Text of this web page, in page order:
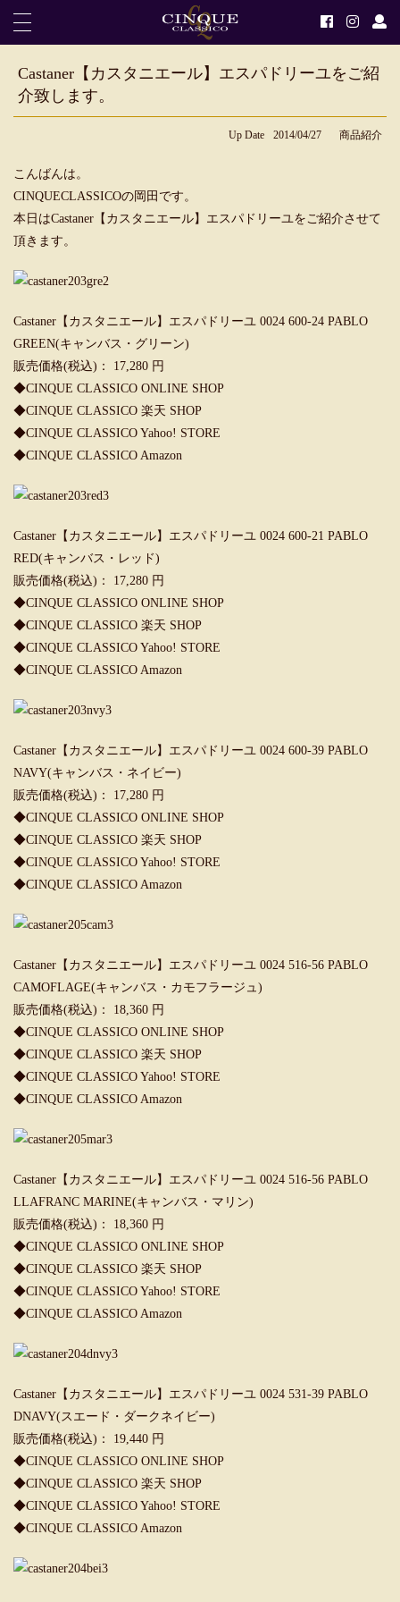
Castaner【カスタニエール】エスパドリーユをご紹
介致します。
Up Date 2014/04/27 商品紹介
こんばんは。
CINQUECLASSICOの岡田です。
本日はCastaner【カスタニエール】エスパドリーユをご紹介させて
頂きます。
Castaner【カスタニエール】エスパドリーユ 0024 600-24 PABLO
GREEN(キャンバス・グリーン)
販売価格(税込)： 17,280 円
◆CINQUE CLASSICO ONLINE SHOP
◆CINQUE CLASSICO 楽天 SHOP
◆CINQUE CLASSICO Yahoo! STORE
◆CINQUE CLASSICO Amazon
Castaner【カスタニエール】エスパドリーユ 0024 600-21 PABLO
RED(キャンバス・レッド)
販売価格(税込)： 17,280 円
◆CINQUE CLASSICO ONLINE SHOP
◆CINQUE CLASSICO 楽天 SHOP
◆CINQUE CLASSICO Yahoo! STORE
◆CINQUE CLASSICO Amazon
Castaner【カスタニエール】エスパドリーユ 0024 600-39 PABLO
NAVY(キャンバス・ネイビー)
販売価格(税込)： 17,280 円
◆CINQUE CLASSICO ONLINE SHOP
◆CINQUE CLASSICO 楽天 SHOP
◆CINQUE CLASSICO Yahoo! STORE
◆CINQUE CLASSICO Amazon
Castaner【カスタニエール】エスパドリーユ 0024 516-56 PABLO
CAMOFLAGE(キャンバス・カモフラージュ)
販売価格(税込)： 18,360 円
◆CINQUE CLASSICO ONLINE SHOP
◆CINQUE CLASSICO 楽天 SHOP
◆CINQUE CLASSICO Yahoo! STORE
◆CINQUE CLASSICO Amazon
Castaner【カスタニエール】エスパドリーユ 0024 516-56 PABLO
LLAFRANC MARINE(キャンバス・マリン)
販売価格(税込)： 18,360 円
◆CINQUE CLASSICO ONLINE SHOP
◆CINQUE CLASSICO 楽天 SHOP
◆CINQUE CLASSICO Yahoo! STORE
◆CINQUE CLASSICO Amazon
Castaner【カスタニエール】エスパドリーユ 0024 531-39 PABLO
DNAVY(スエード・ダークネイビー)
販売価格(税込)： 19,440 円
◆CINQUE CLASSICO ONLINE SHOP
◆CINQUE CLASSICO 楽天 SHOP
◆CINQUE CLASSICO Yahoo! STORE
◆CINQUE CLASSICO Amazon